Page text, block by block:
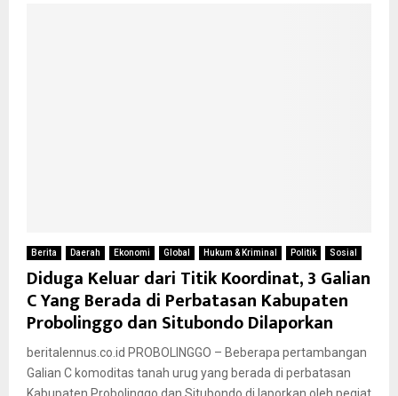
Berita Daerah Ekonomi Global Hukum & Kriminal Politik Sosial
Diduga Keluar dari Titik Koordinat, 3 Galian
C Yang Berada di Perbatasan Kabupaten
Probolinggo dan Situbondo Dilaporkan
beritalennus.co.id PROBOLINGGO – Beberapa pertambangan
Galian C komoditas tanah urug yang berada di perbatasan